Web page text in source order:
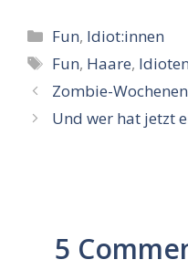
Kategorien
Fun, Idiot:innen
Schlagwörter
Fun, Haare, Idioten
Zombie-
Und wer hat jetzt
5